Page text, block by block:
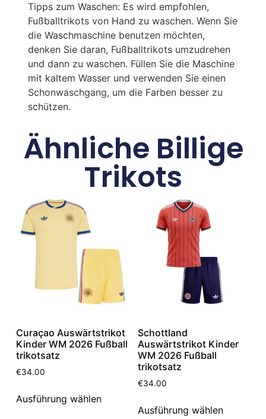
Tipps zum Waschen: Es wird empfohlen,
Fußballtrikots von Hand zu waschen. Wenn Sie
die Waschmaschine benutzen möchten,
denken Sie daran, Fußballtrikots umzudrehen
und dann zu waschen. Füllen Sie die Maschine
mit kaltem Wasser und verwenden Sie einen
Schonwaschgang, um die Farben besser zu
schützen.
Ähnliche Billige
Trikots
Curaçao Auswärtstrikot
Kinder WM 2026 Fußball
trikotsatz
€34.00
Ausführung wählen
Schottland
Auswärtstrikot Kinder
WM 2026 Fußball
trikotsatz
€34.00
Ausführung wählen